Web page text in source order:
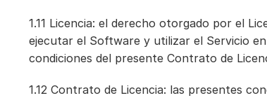
1.11 Licencia: el derecho otorgado por el
ejecutar el Software y utilizar el Servicio
condiciones del presente Contrato de
1.12 Contrato de Licencia: las presentes